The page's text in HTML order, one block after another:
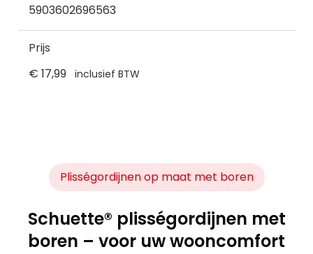
5903602696563
Prijs
€ 17,99 inclusief BTW
Plisségordijnen op maat met boren
Schuette® plisségordijnen met
boren – voor uw wooncomfort